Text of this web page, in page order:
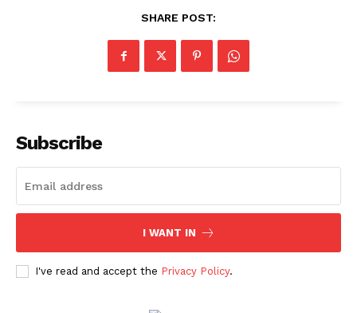
SHARE POST:
Subscribe
I WANT IN
I've read and accept the Privacy Policy.